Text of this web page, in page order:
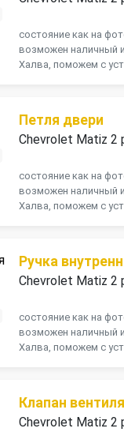
состояние как на
возможен наличный
Халва, поможем с
Петля двери
Chevrolet Matiz 2
состояние как на
возможен наличный
Халва, поможем с
Ручка
Chevrolet Matiz 2
состояние как на
возможен наличный
Халва, поможем с
Клапан
Chevrolet Matiz 2